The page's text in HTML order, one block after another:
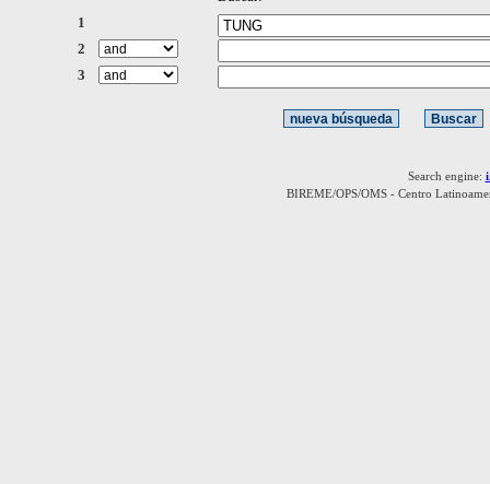
1
2
3
Search engine:
BIREME/OPS/OMS - Centro